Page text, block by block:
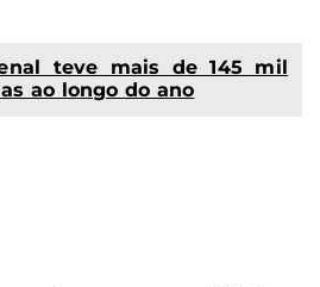
teve mais de 145 mil
ao longo do ano